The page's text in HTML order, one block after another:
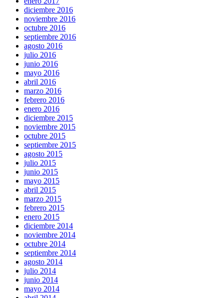
diciembre 2016
noviembre 2016
octubre 2016
septiembre 2016
agosto 2016
julio 2016
junio 2016
mayo 2016
abril 2016
marzo 2016
febrero 2016
enero 2016
diciembre 2015
noviembre 2015
octubre 2015
septiembre 2015
agosto 2015
julio 2015
junio 2015
mayo 2015
abril 2015
marzo 2015
febrero 2015
enero 2015
diciembre 2014
noviembre 2014
octubre 2014
septiembre 2014
agosto 2014
julio 2014
junio 2014
mayo 2014